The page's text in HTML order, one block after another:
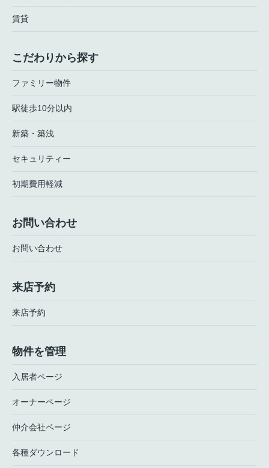
賃貸
こだわりから探す
ファミリー物件
駅徒歩10分以内
新築・築浅
セキュリティー
初期費用軽減
お問い合わせ
お問い合わせ
来店予約
来店予約
物件を管理
入居者ページ
オーナーページ
仲介会社ページ
各種ダウンロード